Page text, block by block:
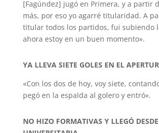
[Fagúndez] jugó en Primera, y a partir
más, por eso yo agarré titularidad. A
titular todos los partidos, fui subiendo
ahora estoy en un buen momento».
YA LLEVA SIETE GOLES EN EL
«Con los dos de hoy, voy siete,
pegó en la espalda al golero y entró».
NO HIZO FORMATIVAS Y LLEGÓ